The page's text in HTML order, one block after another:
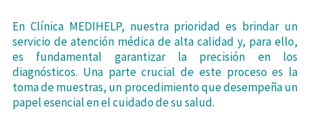
En Clínica MEDIHELP, nuestra prioridad es brindar un
servicio de atención médica de alta calidad y, para ello,
es fundamental garantizar la precisión en los
diagnósticos. Una parte crucial de este proceso es la
toma de muestras, un procedimiento que desempeña un
papel esencial en el cuidado de su salud.